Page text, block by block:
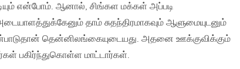
என்போம். ஆனால், சிங்கள மக்கள் அப்படி
தாம் சுதந்திரமாகவும் ஆளுமையுடனும்
தென்னிலங்கையுடையது. அதனை ஊக்குவிக்கும்
பகிர்ந்துகொள்ள மாட்டார்கள்.